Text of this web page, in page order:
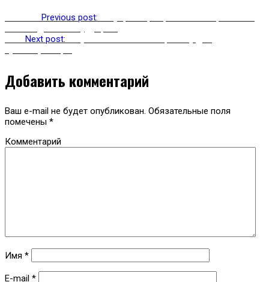
Previous post:
Next post:
Добавить комментарий
Ваш e-mail не будет опубликован. Обязательные поля
помечены *
Комментарий
Имя *
E-mail *